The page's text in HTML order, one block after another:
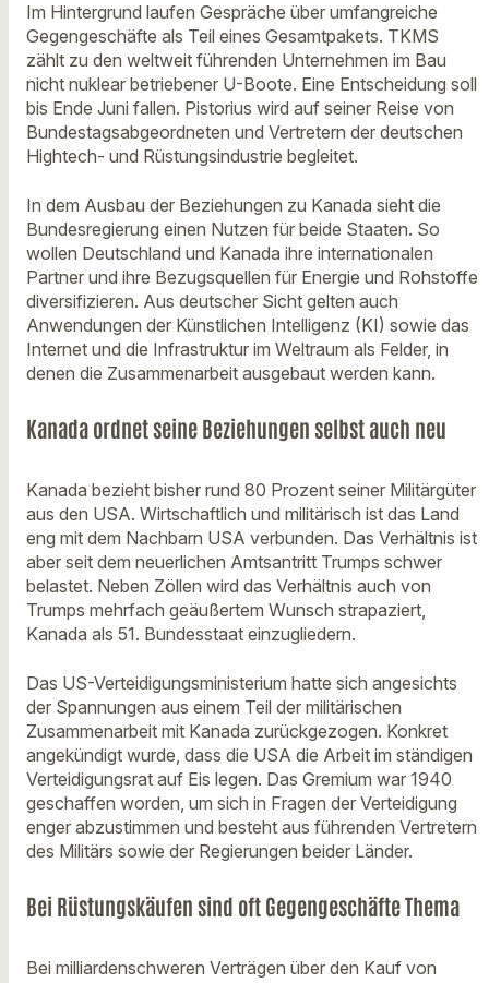
Im Hintergrund laufen Gespräche über umfangreiche
Gegengeschäfte als Teil eines Gesamtpakets. TKMS
zählt zu den weltweit führenden Unternehmen im Bau
nicht nuklear betriebener U-Boote. Eine Entscheidung soll
bis Ende Juni fallen. Pistorius wird auf seiner Reise von
Bundestagsabgeordneten und Vertretern der deutschen
Hightech- und Rüstungsindustrie begleitet.
In dem Ausbau der Beziehungen zu Kanada sieht die
Bundesregierung einen Nutzen für beide Staaten. So
wollen Deutschland und Kanada ihre internationalen
Partner und ihre Bezugsquellen für Energie und Rohstoffe
diversifizieren. Aus deutscher Sicht gelten auch
Anwendungen der Künstlichen Intelligenz (KI) sowie das
Internet und die Infrastruktur im Weltraum als Felder, in
denen die Zusammenarbeit ausgebaut werden kann.
Kanada ordnet seine Beziehungen selbst auch neu
Kanada bezieht bisher rund 80 Prozent seiner Militärgüter
aus den USA. Wirtschaftlich und militärisch ist das Land
eng mit dem Nachbarn USA verbunden. Das Verhältnis ist
aber seit dem neuerlichen Amtsantritt Trumps schwer
belastet. Neben Zöllen wird das Verhältnis auch von
Trumps mehrfach geäußertem Wunsch strapaziert,
Kanada als 51. Bundesstaat einzugliedern.
Das US-Verteidigungsministerium hatte sich angesichts
der Spannungen aus einem Teil der militärischen
Zusammenarbeit mit Kanada zurückgezogen. Konkret
angekündigt wurde, dass die USA die Arbeit im ständigen
Verteidigungsrat auf Eis legen. Das Gremium war 1940
geschaffen worden, um sich in Fragen der Verteidigung
enger abzustimmen und besteht aus führenden Vertretern
des Militärs sowie der Regierungen beider Länder.
Bei Rüstungskäufen sind oft Gegengeschäfte Thema
Bei milliardenschweren Verträgen über den Kauf von